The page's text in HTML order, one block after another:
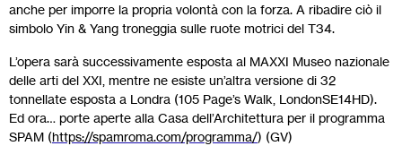
anche per imporre la propria volontà con la forza. A ribadire ciò il
simbolo Yin & Yang troneggia sulle ruote motrici del T34.
L’opera sarà successivamente esposta al MAXXI Museo nazionale
delle arti del XXI, mentre ne esiste un’altra versione di 32
tonnellate esposta a Londra (105 Page’s Walk, LondonSE14HD).
Ed ora… porte aperte alla Casa dell’Architettura per il programma
SPAM (https://spamroma.com/programma/) (GV)